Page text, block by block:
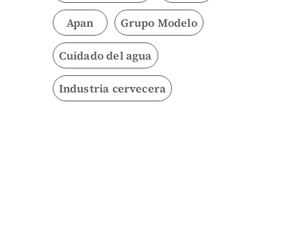
Apan Grupo Modelo
Cuidado del agua
Industria cervecera